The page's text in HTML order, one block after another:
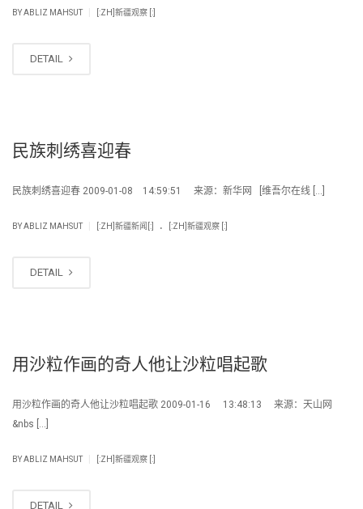
BYABLIZ MAHSUT [:ZH]新疆观察 [:]
DETAIL
民族刺绣喜迎春
民族刺绣喜迎春 2009-01-08 14:59:51 来源：新华网 [维吾尔在线 […]
BYABLIZ MAHSUT [:ZH]新疆新闻[:] . [:ZH]新疆观察 [:]
DETAIL
用沙粒作画的奇人他让沙粒唱起歌
用沙粒作画的奇人他让沙粒唱起歌 2009-01-16 13:48:13 来源：天山网
&nbs […]
BYABLIZ MAHSUT [:ZH]新疆观察 [:]
DETAIL